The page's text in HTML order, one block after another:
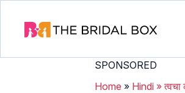
SPONSORED
Home » Hindi »